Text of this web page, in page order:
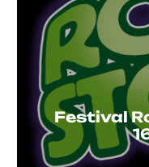
Festival